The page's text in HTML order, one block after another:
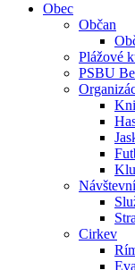
Obec
Občan
Plážové
PSBU
Cirkev